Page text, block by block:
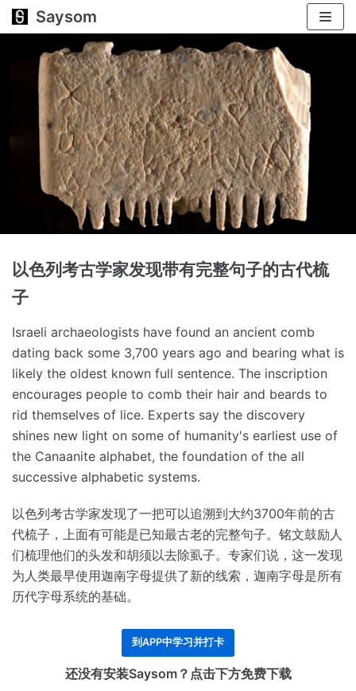
跳
Saysom
以色列考古学家发现带有完整句子的古代梳
子
Israeli archaeologists have found an ancient comb
dating back some 3,700 years ago and bearing what is
likely the oldest known full sentence. The inscription
encourages people to comb their hair and beards to
rid themselves of lice. Experts say the discovery
shines new light on some of humanity's earliest use of
the Canaanite alphabet, the foundation of the all
successive alphabetic systems.
以色列考古学家发现了一把可以追溯到大约3700年前的古
代梳子，上面有可能是已知最古老的完整句子。 铭文鼓励人
们梳理他们的头发和胡须以去除虱子。 专家们说，这一发现
为人类最早使用迦南字母提供了新的线索，迦南字母是所有
历代字母系统的基础。
到APP中学习并打卡
还没有安装Saysom？点击下方免费下载